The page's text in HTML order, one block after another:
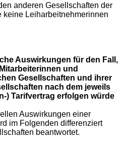
anderen Gesellschaften der
keine Leiharbeitnehmerinnen
Auswirkungen für den Fall,
und
Gesellschaften und ihrer
nach dem jeweils
) Tarifvertrag erfolgen würde
Auswirkungen einer
im Folgenden differenziert
beantwortet.